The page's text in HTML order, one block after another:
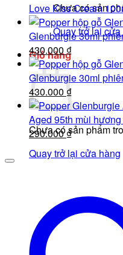
Chưa có sản
Quay trở lại
Giỏ hàng
Chưa có sản phẩm
Quay trở lại cửa hàng
Love Kiss Cream
Glenburgie 30ml
Giá
gốc
là:
490.000 ₫.
430.000₫Giá
hiện
tại
là:
430.000 ₫.
Glenburgie 30ml
Giá
gốc
là:
490.000 ₫.
430.000 ₫Giá
hiện
tại
là:
430.000 ₫.
Aged 95th mùi
Giá
gốc
là:
290.000₫Giá
hiện
tại